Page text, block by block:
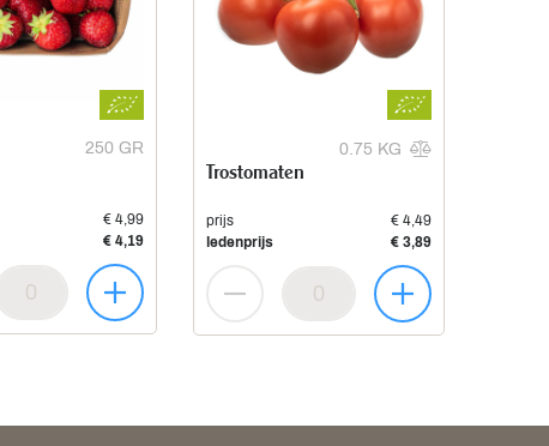
250 GR
€ 4,99
€ 4,19
0.75 KG
Trostomaten
prijs
€ 4,49
ledenprijs
€ 3,89